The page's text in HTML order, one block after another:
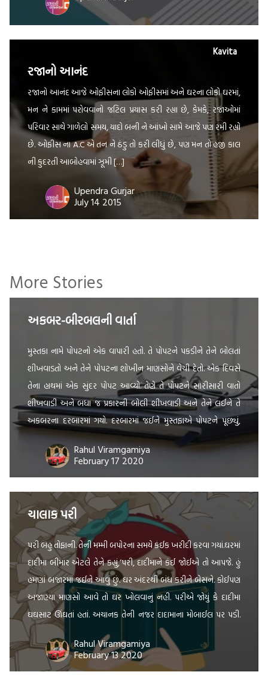
Kavita
રજાનો આનંદ
રજાનો આનંદ આજે ઓફીસના લોકો ઓફીસમાં અને ઘરના લોકો ઘરમાં,
મન ને કામમાં પરોવવાનો જટિલ પ્રયાસ કરી રહ્યા છે, કેમકે, રજાઓમાં
પરિવાર સાથે ગાળેલો સમય, યાદો બની ને આંખો સામે આજે પણ રમી રહ્યો
છે. ઓફીસ ના A.C એ તન ને ઠંડુ તો કરી લીધું છે, પણ મન તો હજી કાલ
ની કુદરતી આબોહવામાં ઝૂમી […]
Upendra Gurjar
July 14 2015
More Stories
અકબર-બીરબલની વાર્તા
મુસ્તકા નામે પોપટનો એક વાપારી હતો. તે પોપટને પકડીને તેને બોલતાં
શીખવાડતો અને તેને પોપટના શોખીન માણસોને વેચી દેતો. એક દિવસે
તેના હાથમાં એક સુંદર પોપટ આવ્યો. તેણે તે પોપટને સારીસારી વાતો
શીખવાડી અને બધા જ પ્રકારની બોલી શીખવાડી અને તેને લઈને તે
અકબરના દરબારમાં ગયો. દરબારમાં જઈને મુસ્તફાએ પોપટને પૂછ્યું,
બોલ, આ કોના દરબાર […]
Rahul Viramgamiya
February 17 2020
ચાલાક પરી
પરી બહુ તોફાની. તેની મમ્મી બપોરના સમયે કંઈક ખરીદી કરવા ગયાં.ઘરમાં
દાદીમા બીમાર એટલે તેને કહ્યું,‘પરી, દાદીમાને કંઈ જોઈએ તો આપજે. હું
હમણાં બજારમાં જઈને આવું છું. ઘર અંદરથી બંધ કરીને બેસને. કોઈપણ
અજાણ્યા માણસો આવે તો ઘર ખોલવાનું નહી. પરીએ જોયું કે દાદીમા
ઘઘસાટ ઊંઘતાં હતાં. અચાનક તેની નજર દાદામાના મોબાઈલ પર પડી.
Rahul Viramgamiya
February 13 2020